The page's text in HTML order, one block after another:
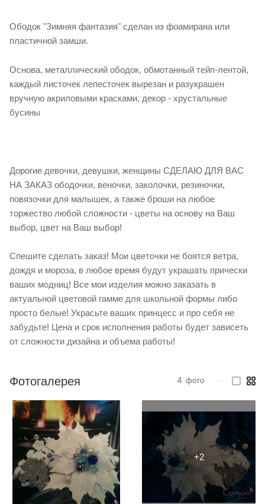
Ободок "Зимняя фантазия" сделан из фоамирана или
пластичной замши.
Основа, металлический ободок, обмотанный тейп-лентой,
каждый листочек лепесточек вырезан и разукрашен
вручную акриловыми красками, декор - хрустальные
бусины
Дорогие девочки, девушки, женщины СДЕЛАЮ ДЛЯ ВАС
НА ЗАКАЗ ободочки, веночки, заколочки, резиночки,
повязочки для малышек, а также броши на любое
торжество любой сложности - цветы на основу на Ваш
выбор, цвет на Ваш выбор!
Спешите сделать заказ! Мои цветочки не боятся ветра,
дождя и мороза, в любое время будут украшать прически
ваших модниц! Все мои изделия можно заказать в
актуальной цветовой гамме для школьной формы либо
просто белые! Украсьте ваших принцесс и про себя не
забудьте! Цена и срок исполнения работы будет зависеть
от сложности дизайна и объема работы!
Фотогалерея 4 фото